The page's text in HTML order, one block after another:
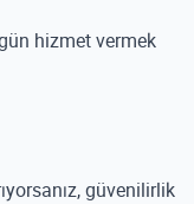
hizmet vermek
güvenilirlik